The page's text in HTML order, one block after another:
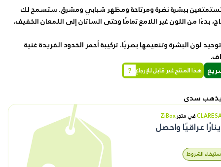
رمز القسيمة
طلباتي
عناويني
سجل المشاهدة
المفضلة الخاصة بي
ببشرة نضرة ومرتاحة ومظهر شبابي ومشرق. ستسمح لك
بدءًا من اللون غير اللامع تمامًا وحتى الساتان إلى اللمعان الخفيف،
لون البشرة وتنعيمها بصريًا. تركيبة أحمر الخدود الفريدة غنية
هذا المنتج غير قابل للإرجاع ?
يذهب سدى
في متجرZiBox
عراقيًا واحصل
الشروط